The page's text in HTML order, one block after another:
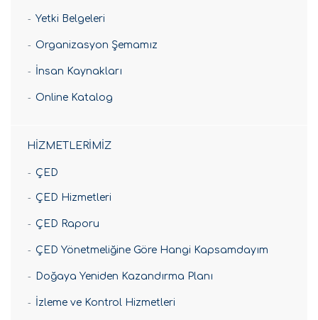
Yetki Belgeleri
Organizasyon Şemamız
İnsan Kaynakları
Online Katalog
HİZMETLERİMİZ
ÇED
ÇED Hizmetleri
ÇED Raporu
ÇED Yönetmeliğine Göre Hangi Kapsamdayım
Doğaya Yeniden Kazandırma Planı
İzleme ve Kontrol Hizmetleri